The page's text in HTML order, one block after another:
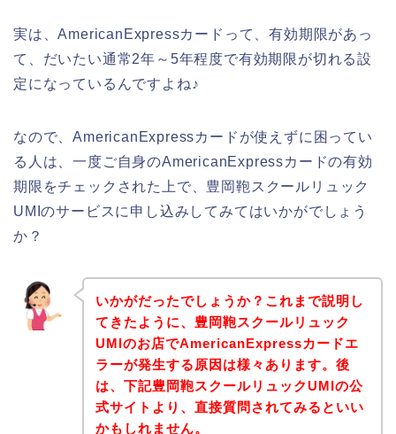
実は、AmericanExpressカードって、有効期限があっ
て、だいたい通常2年～5年程度で有効期限が切れる設
定になっているんですよね♪
なので、AmericanExpressカードが使えずに困ってい
る人は、一度ご自身のAmericanExpressカードの有効
期限をチェックされた上で、豊岡鞄スクールリュック
UMIのサービスに申し込みしてみてはいかがでしょう
か？
いかがだったでしょうか？これまで説明し
てきたように、豊岡鞄スクールリュック
UMIのお店でAmericanExpressカードエ
ラーが発生する原因は様々あります。後
は、下記豊岡鞄スクールリュックUMIの公
式サイトより、直接質問されてみるといい
かもしれません。